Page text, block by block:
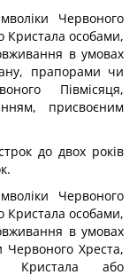
Червоного
Кристала особами,
в умовах
прапорами чи
Півмісяця,
присвоєним
до двох років
Червоного
Кристала особами,
в умовах
Хреста,
Кристала або